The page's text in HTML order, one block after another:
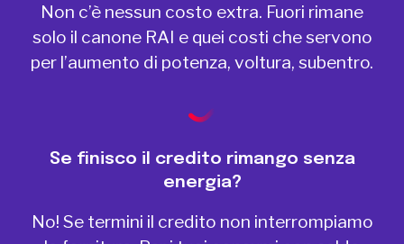
Non c’è nessun costo extra. Fuori rimane
solo il canone RAI e quei costi che servono
per l’aumento di potenza, voltura, subentro.
Se finisco il credito rimango senza
energia?
No! Se termini il credito non interrompiamo